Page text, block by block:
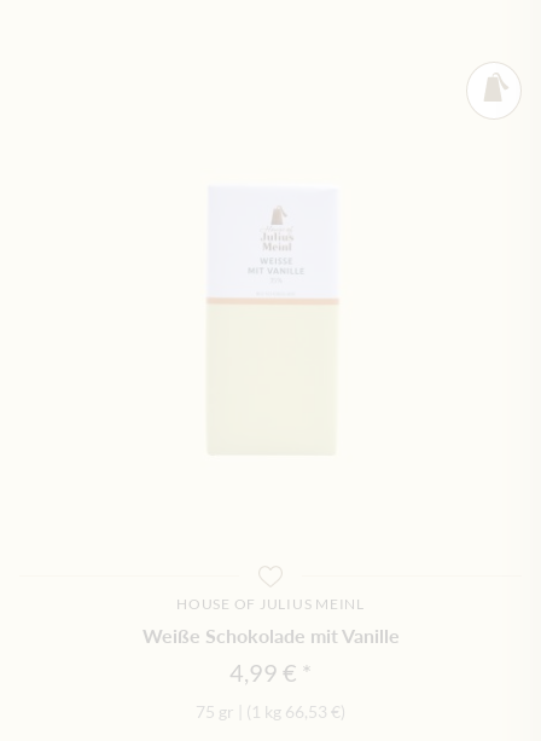
HOUSE OF JULIUS MEINL
Weiße Schokolade mit Vanille
4,99 €
75 gr (1 kg 66,53 €)